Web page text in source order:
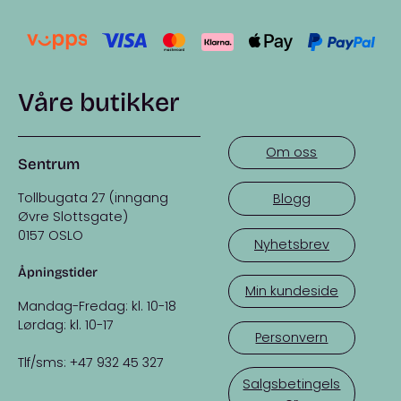
Våre butikker
Sentrum
Tollbugata 27 (inngang
Øvre Slottsgate)
0157 OSLO
Åpningstider
Mandag-Fredag: kl. 10-18
Lørdag: kl. 10-17
Tlf/sms: +47 932 45 327
Om oss
Blogg
Nyhetsbrev
Min kundeside
Personvern
Salgsbetingels